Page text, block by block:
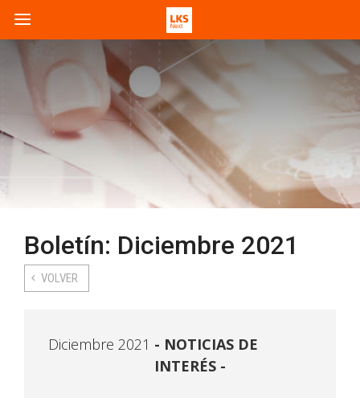
Boletín: Diciembre 2021
VOLVER
Diciembre 2021
NOTICIAS DE
INTERÉS -